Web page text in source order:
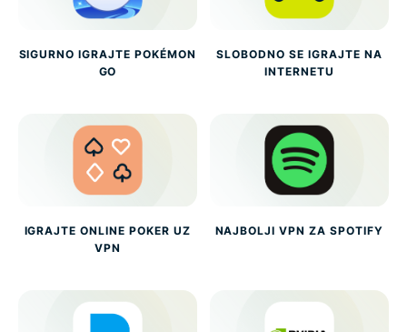
SIGURNO IGRAJTE POKÉMON
GO
SLOBODNO SE IGRAJTE NA
INTERNETU
IGRAJTE ONLINE POKER UZ
VPN
NAJBOLJI VPN ZA SPOTIFY